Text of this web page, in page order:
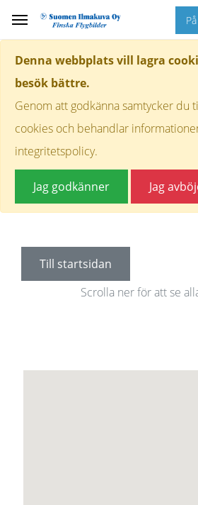
Denna webbplats vill lagra
besök bättre.
Genom att godkänna samtycker du
cookies och behandlar
integritetspolicy.
Jag godkänner Jag
Till startsidan
Scrolla ner för att se